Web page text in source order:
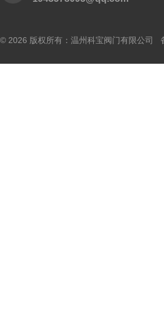
© 2026 版权所有：温州科宝阀门有限公司